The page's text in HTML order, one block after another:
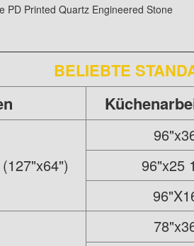
BELIEBTE
96"x25